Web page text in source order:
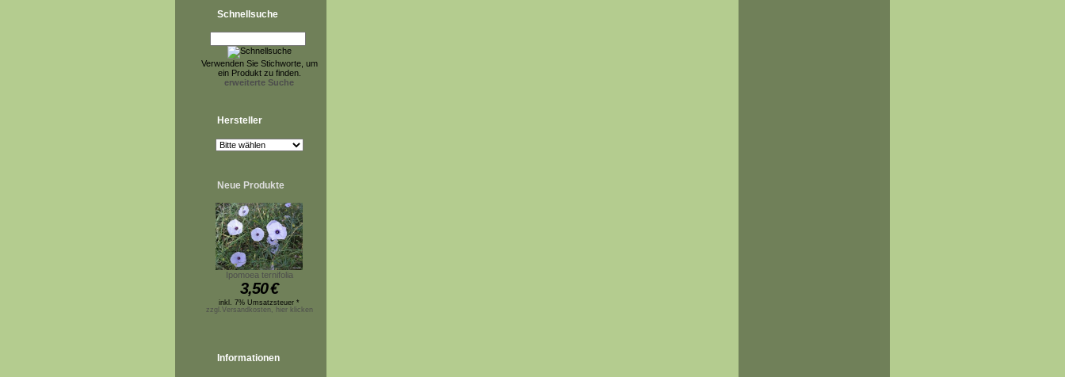
Schnellsuche
Verwenden Sie Stichworte, um
ein Produkt zu finden.
erweiterte Suche
Hersteller
Neue Produkte
Ipomoea ternifolia
3,50€
inkl. 7% Umsatzsteuer *
zzgl.Versandkosten, hier klicken
Informationen